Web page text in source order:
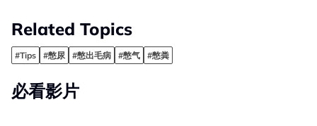
Related Topics
#Tips #憋尿 #憋出毛病 #憋气 #憋粪
必看影片